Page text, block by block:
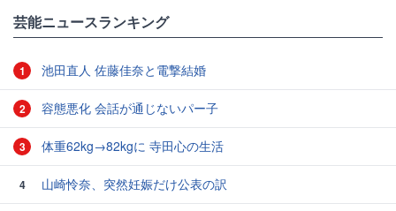
芸能ニュースランキング
1 池田直人 佐藤佳奈と電撃結婚
2 容態悪化 会話が通じないパー子
3 体重62kg→82kgに 寺田心の生活
4 山崎怜奈、突然妊娠だけ公表の訳